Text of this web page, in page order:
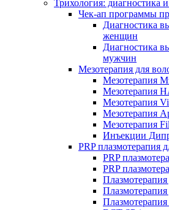
Трихология: диагностика
Чек-ап программы
Диагностика
женщин
Диагностика
мужчин
Мезотерапия для
Мезотерапия
Мезотерапия
Мезотерапия
Мезотерапия
Мезотерапия
Инъекции
PRP плазмотерапия
PRP
PRP